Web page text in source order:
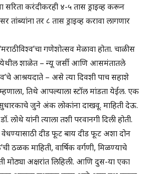
सरिता करंदीकरही ४-५ तास ड्राइव्ह करून
तांब्यांना तर ८ तास ड्राइव्ह करावा लागणार
गणेशोत्सव मेळावा होता. चाळीस
येथील शाळेत – न्यू जर्सी आणि आसमंतातले
आश्रयदाते – असे त्या दिवशी पाच सहाशे
तिथे आपल्याला स्टॉल मांडता येईल. एक
जुने अंक लोकांना दाखवू. माहिती देऊ.
लोथे यांनी त्याला तशी परवानगी दिली होती.
दीड फूट बाय दीड फूट अशा दोन
ठळक माहिती, वार्षिक वर्गणी, मिळण्याचे
मोठ्या अक्षरांत लिहिली. आणि दुस-या एका